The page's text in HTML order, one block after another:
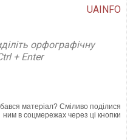
UAINFO
орфографічну
+ Enter
матеріал? Сміливо поділися
ним в соцмережах через ці кнопки